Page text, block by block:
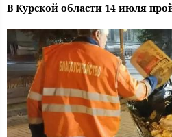
В Курской области 14 июля